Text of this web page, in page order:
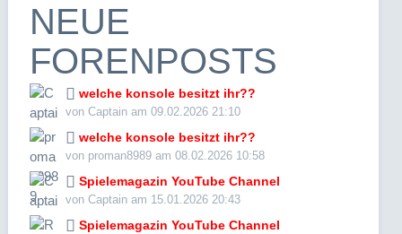
NEUE
FORENPOSTS
welche konsole besitzt ihr??
von Captain am 09.02.2026 21:10
welche konsole besitzt ihr??
von proman8989 am 08.02.2026 10:58
Spielemagazin YouTube Channel
von Captain am 15.01.2026 20:43
Spielemagazin YouTube Channel